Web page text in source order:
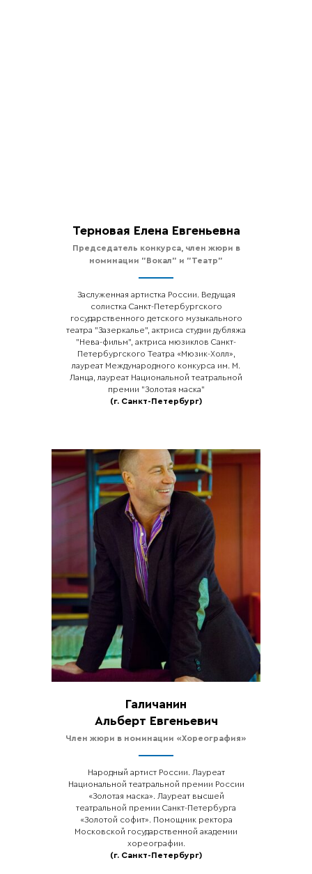
Терновая Елена Евгеньевна
Председатель конкурса, член жюри в
номинации "Вокал" и "Театр"
Заслуженная артистка России. Ведущая
солистка Санкт-Петербургского
государственного детского музыкального
театра "Зазеркалье", актриса студии дубляжа
"Нева-фильм", актриса мюзиклов Санкт-
Петербургского Театра «Мюзик-Холл»,
лауреат Международного конкурса им. М.
Ланца, лауреат Национальной театральной
премии "Золотая маска"
(г. Санкт-Петербург)
Галичанин
Альберт Евгеньевич
Член жюри в номинации «Хореография»
Народный артист России. Лауреат
Национальной театральной премии России
«Золотая маска». Лауреат высшей
театральной премии Санкт-Петербурга
«Золотой софит». Помощник ректора
Московской государственной академии
хореографии.
(г. Санкт-Петербург)